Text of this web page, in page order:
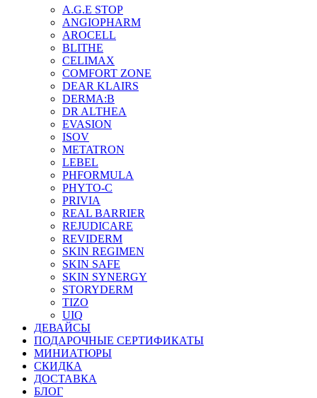
A.G.E STOP
ANGIOPHARM
AROCELL
BLITHE
CELIMAX
COMFORT ZONE
DEAR KLAIRS
DERMA:B
DR ALTHEA
EVASION
ISOV
METATRON
LEBEL
PHFORMULA
PHYTO-C
PRIVIA
REAL BARRIER
REJUDICARE
REVIDERM
SKIN REGIMEN
SKIN SAFE
SKIN SYNERGY
STORYDERM
TIZO
UIQ
ДЕВАЙСЫ
ПОДАРОЧНЫЕ СЕРТИФИКАТЫ
МИНИАТЮРЫ
СКИДКА
ДОСТАВКА
БЛОГ